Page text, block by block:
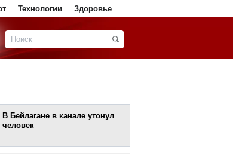
Технологии Здоровье
В Бейлагане в канале утонул
человек